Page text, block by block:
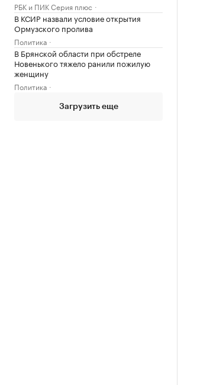
РБК и ПИК Серия плюс
В КСИР назвали условие открытия
Ормузского пролива
Политика
В Брянской области при обстреле
Новенького тяжело ранили пожилую
женщину
Политика
Загрузить еще